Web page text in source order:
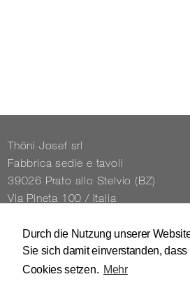
Durch die Nutzung unserer
Sie sich damit einverstanden, dass
Cookies setzen. Mehr
Thöni Josef srl
Fabbrica sedie e tavoli
39026 Prato allo Stelvio (BZ)
Via Pineta 100 / Italia
Tel. 0039 / 0473 / 61 62 43
info@​stuhl.​it